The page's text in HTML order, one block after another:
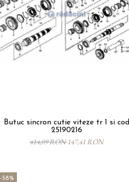
Butuc sincron cutie viteze tr 1 si cod
25190216
414,09 RON147,41 RON
-58%